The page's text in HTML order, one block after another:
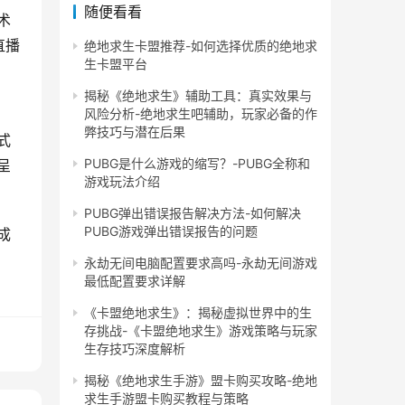
播
随便看看
绝地求生卡盟推荐-如何选择优质的绝地求
生卡盟平台
揭秘《绝地求生》辅助工具：真实效果与
风险分析-绝地求生吧辅助，玩家必备的作
弊技巧与潜在后果
PUBG是什么游戏的缩写？-PUBG全称和
游戏玩法介绍
PUBG弹出错误报告解决方法-如何解决
PUBG游戏弹出错误报告的问题
永劫无间电脑配置要求高吗-永劫无间游戏
最低配置要求详解
《卡盟绝地求生》：揭秘虚拟世界中的生
存挑战-《卡盟绝地求生》游戏策略与玩家
生存技巧深度解析
揭秘《绝地求生手游》盟卡购买攻略-绝地
求生手游盟卡购买教程与策略